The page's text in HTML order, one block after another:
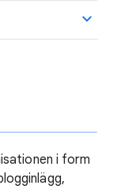
i form